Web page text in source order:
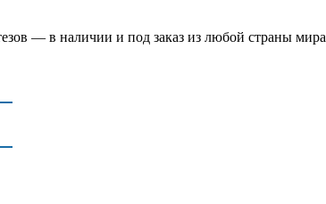
— в наличии и под заказ из любой страны мира